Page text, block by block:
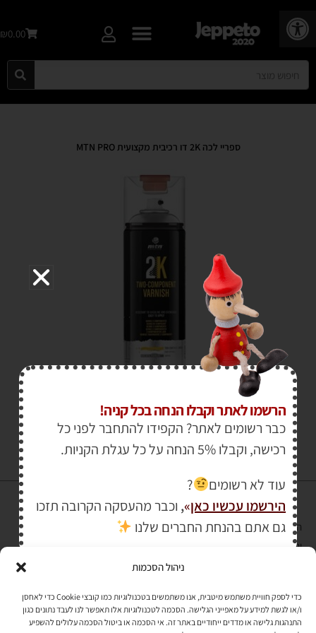
פתח סרגל נגישות
ניהול הסכמות
כדי לספק חוויית משתמש מיטבית, אנו משתמשים בטכנולוגיות כמו קובצי Cookie כדי לאחסן
ו/או לגשת למידע על מאפייני הגלישה. הסכמה לטכנולוגיות אלו תאפשר לנו לעבד נתונים כגון
התנהגות גלישה או מדדים ייחודיים באתר זה. אי הסכמה או ביטול הסכמה עלולים להשפיע
₪0.00
ספריי לכה 2K דו רכיבית מקצועית MTN PRO
והעומד בתקן אבטחה PCI DSS Level-1
לתקנון האתר»
הרשמו לאתר וקבלו הנחה בכל קניה!
כבר רשומים לאתר? הקפידו להתחבר לפני כל
רכישה, וקבלו 5% הנחה על כל עגלת הקניות.
עוד לא רשומים
?
הירשמו עכשיו כאן»
, וכבר מהעסקה הקרובה תזכו
גם אתם בהנחת החברים שלנו